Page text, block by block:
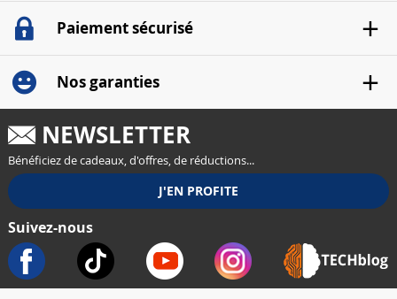
Paiement sécurisé
Nos garanties
NEWSLETTER
Bénéficiez de cadeaux, d'offres, de réductions...
Suivez-nous